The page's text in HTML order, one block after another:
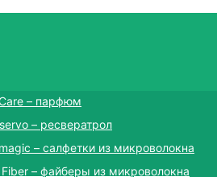
– парфюм
– ресвератрол
– салфетки из микроволокна
Fiber – файберы из микроволокна